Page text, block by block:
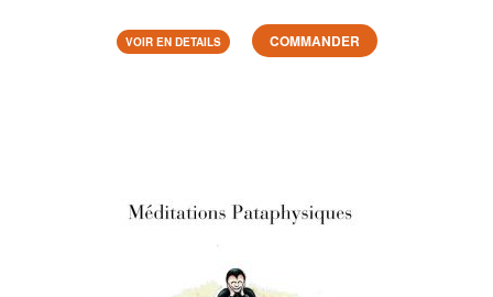
VOIR EN DETAILS COMMANDER